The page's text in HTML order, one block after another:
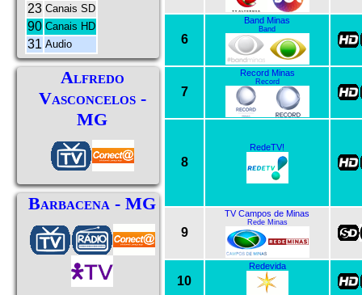
23 Canais SD
90 Canais HD
31 Audio
Alfredo
Vasconcelos -
MG
Barbacena - MG
6
Band Minas
Band
7
Record Minas
Record
8
RedeTV!
9
TV Campos de Minas
Rede Minas
10
Redevida